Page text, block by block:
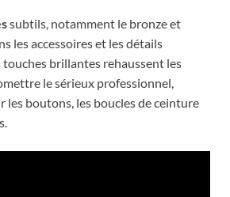
subtils, notamment le bronze et
les accessoires et les détails
brillantes rehaussent les
le sérieux professionnel,
les boutons, les boucles de ceinture